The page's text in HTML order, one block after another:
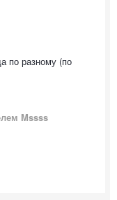
по разному (по
Mssss